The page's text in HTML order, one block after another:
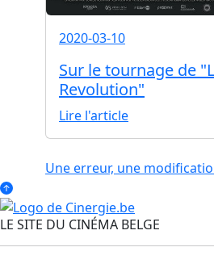
2020-03-10
Sur le tournage de
Revolution"
Lire l'article
Une erreur, une
LE SITE DU CINÉMA BELGE